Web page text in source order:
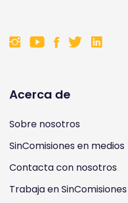
F
l
l
o
w
u
F
l
o
w
u
F
l
o
w
u
F
l
o
w
u
Acerca de
Sobre nosotros
SinComisiones en medios
Contacta con nosotros
Trabaja en SinComisiones